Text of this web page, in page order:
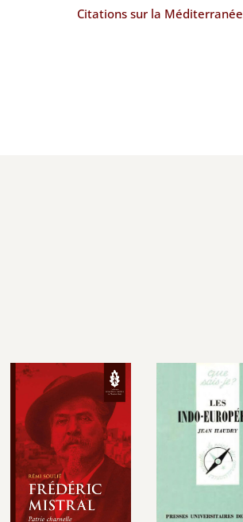
Citations sur la Méditerranée